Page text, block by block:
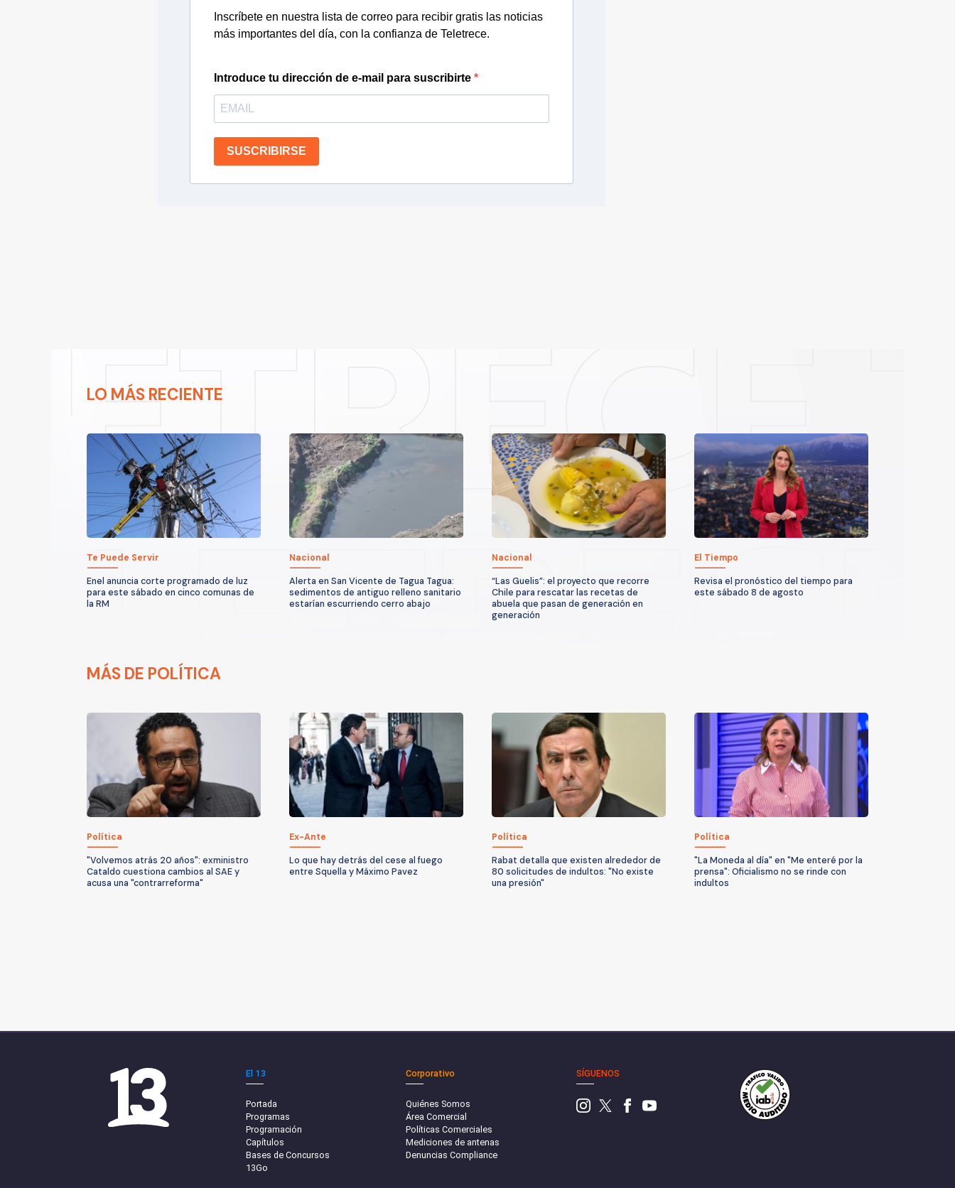
Inscríbete en nuestra lista de correo para recibir gratis las noticias
más importantes del día, con la confianza de Teletrece.
Introduce tu dirección de e-mail para suscribirte
SUSCRIBIRSE
LO MÁS RECIENTE
Te Puede Servir
Enel anuncia corte programado de luz
para este sábado en cinco comunas de
la RM
Nacional
Alerta en San Vicente de Tagua Tagua:
sedimentos de antiguo relleno sanitario
estarían escurriendo cerro abajo
Nacional
“Las Guelis”: el proyecto que recorre
Chile para rescatar las recetas de
abuela que pasan de generación en
generación
El Tiempo
Revisa el pronóstico del tiempo para
este sábado 8 de agosto
MÁS DE POLÍTICA
Política
"Volvemos atrás 20 años": exministro
Cataldo cuestiona cambios al SAE y
acusa una "contrarreforma"
Ex-Ante
Lo que hay detrás del cese al fuego
entre Squella y Máximo Pavez
Política
Rabat detalla que existen alrededor de
80 solicitudes de indultos: "No existe
una presión"
Política
"La Moneda al día" en "Me enteré por la
prensa": Oficialismo no se rinde con
indultos
El 13
Portada
Programas
Programación
Capítulos
Bases de Concursos
13Go
Corporativo
Quiénes Somos
Área Comercial
Políticas Comerciales
Mediciones de antenas
Denuncias Compliance
SÍGUENOS